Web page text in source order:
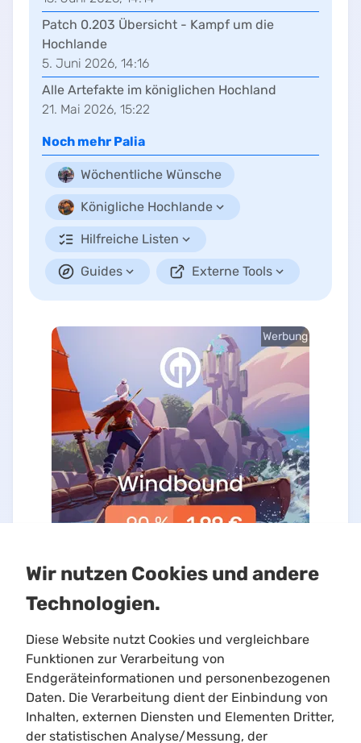
Patch 0.203 Übersicht - Kampf um die
Hochlande
5. Juni 2026, 14:16
Alle Artefakte im königlichen Hochland
21. Mai 2026, 15:22
Noch mehr Palia
Wöchentliche Wünsche
Königliche Hochlande
Hilfreiche Listen
Guides Externe Tools
Werbung
Limitloot
Wir nutzen Cookies und andere
Technologien.
Diese Website nutzt Cookies und vergleichbare
Funktionen zur Verarbeitung von
Endgeräteinformationen und personenbezogenen
Daten. Die Verarbeitung dient der Einbindung von
Inhalten, externen Diensten und Elementen Dritter,
der statistischen Analyse/Messung, der